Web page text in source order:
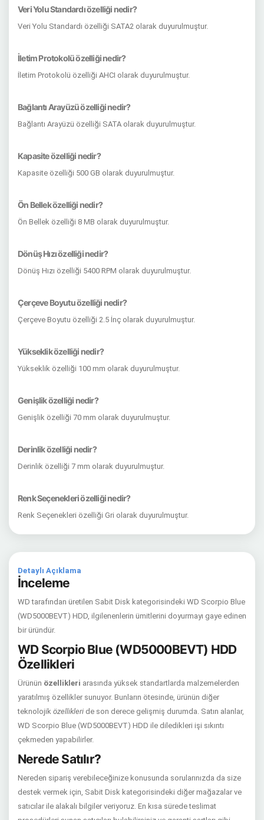
Veri Yolu Standardı özelliği nedir?
Veri Yolu Standardı özelliği SATA2 olarak duyurulmuştur.
İletim Protokolü özelliği nedir?
İletim Protokolü özelliği AHCI olarak duyurulmuştur.
Bağlantı Arayüzü özelliği nedir?
Bağlantı Arayüzü özelliği SATA olarak duyurulmuştur.
Kapasite özelliği nedir?
Kapasite özelliği 500 GB olarak duyurulmuştur.
Ön Bellek özelliği nedir?
Ön Bellek özelliği 8 MB olarak duyurulmuştur.
Dönüş Hızı özelliği nedir?
Dönüş Hızı özelliği 5400 RPM olarak duyurulmuştur.
Çerçeve Boyutu özelliği nedir?
Çerçeve Boyutu özelliği 2.5 İnç olarak duyurulmuştur.
Yükseklik özelliği nedir?
Yükseklik özelliği 100 mm olarak duyurulmuştur.
Genişlik özelliği nedir?
Genişlik özelliği 70 mm olarak duyurulmuştur.
Derinlik özelliği nedir?
Derinlik özelliği 7 mm olarak duyurulmuştur.
Renk Seçenekleri özelliği nedir?
Renk Seçenekleri özelliği Gri olarak duyurulmuştur.
Detaylı Açıklama
İnceleme
WD tarafından üretilen Sabit Disk kategorisindeki WD Scorpio Blue
(WD5000BEVT) HDD, ilgilenenlerin ümitlerini doyurmayı gaye edinen
bir üründür.
WD Scorpio Blue (WD5000BEVT) HDD
Özellikleri
Ürünün özellikleri arasında yüksek standartlarda malzemelerden
yaratılmış özellikler sunuyor. Bunların ötesinde, ürünün diğer
teknolojik özellikleri de son derece gelişmiş durumda. Satın alanlar,
WD Scorpio Blue (WD5000BEVT) HDD ile diledikleri işi sıkıntı
çekmeden yapabilirler.
Nerede Satılır?
Nereden sipariş verebileceğinize konusunda sorularınızda da size
destek vermek için, Sabit Disk kategorisindeki diğer mağazalar ve
satıcılar ile alakalı bilgiler veriyoruz. En kısa sürede teslimat